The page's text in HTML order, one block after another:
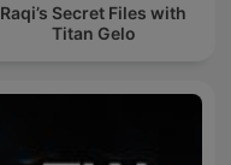
Raqi’s Secret Files with
Titan Gelo